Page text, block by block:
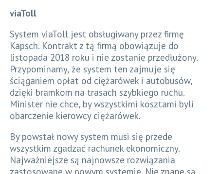
viaToll
System viaToll jest obsługiwany przez firmę
Kapsch. Kontrakt z tą firmą obowiązuje do
listopada 2018 roku i nie zostanie przedłużony.
Przypominamy, że system ten zajmuje się
ściąganiem opłat od ciężarówek i autobusów,
dzięki bramkom na trasach szybkiego ruchu.
Minister nie chce, by wszystkimi kosztami byli
obarczenie kierowcy ciężarówek.
By powstał nowy system musi się przede
wszystkim zgadzać rachunek ekonomiczny.
Najważniejsze są najnowsze rozwiązania
zastosowane w nowym systemie. Nie znane są